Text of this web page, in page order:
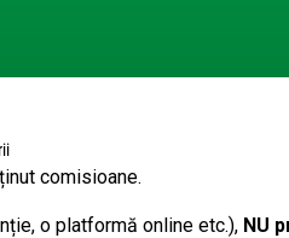
comisioane.
o platformă online etc.), NU